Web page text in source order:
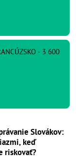
- 3 600
Slovákov:
keď
riskovať?